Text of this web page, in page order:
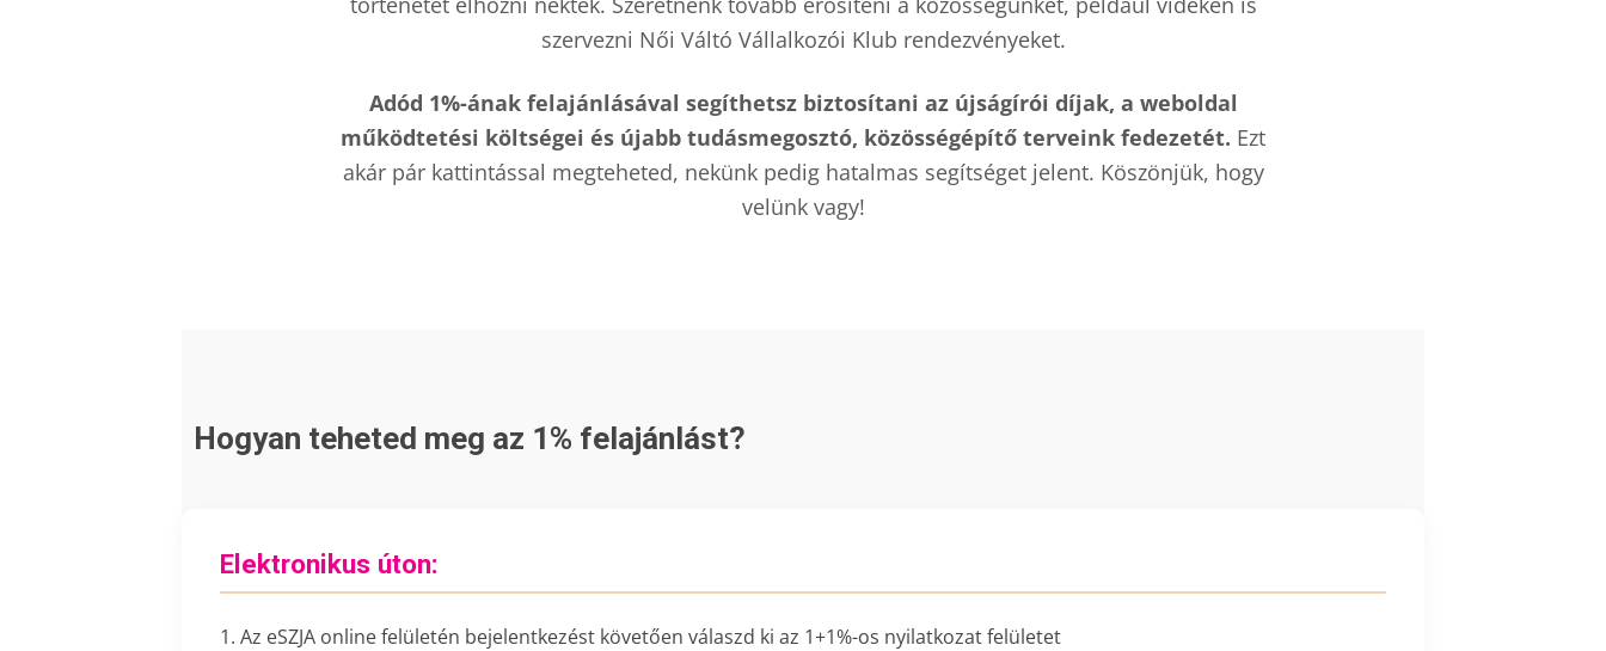
szervezni Női Váltó Vállalkozói Klub rendezvényeket.
Adód 1%-ának felajánlásával segíthetsz biztosítani az újságírói díjak, a weboldal
működtetési költségei és újabb tudásmegosztó, közösségépítő terveink fedezetét. Ezt
akár pár kattintással megteheted, nekünk pedig hatalmas segítséget jelent. Köszönjük, hogy
velünk vagy!
Hogyan teheted meg az 1% felajánlást?
Elektronikus úton:
Az eSZJA online felületén bejelentkezést követően válaszd ki az 1+1%-os nyilatkozat felületet